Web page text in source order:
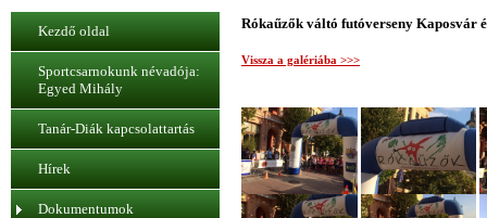
Kezdő oldal
Sportcsarnokunk névadója:
Egyed Mihály
Tanár-Diák kapcsolattartás
Hírek
Dokumentumok
Rókaűzők váltó futóverseny Kaposvár
Vissza a galériába >>>